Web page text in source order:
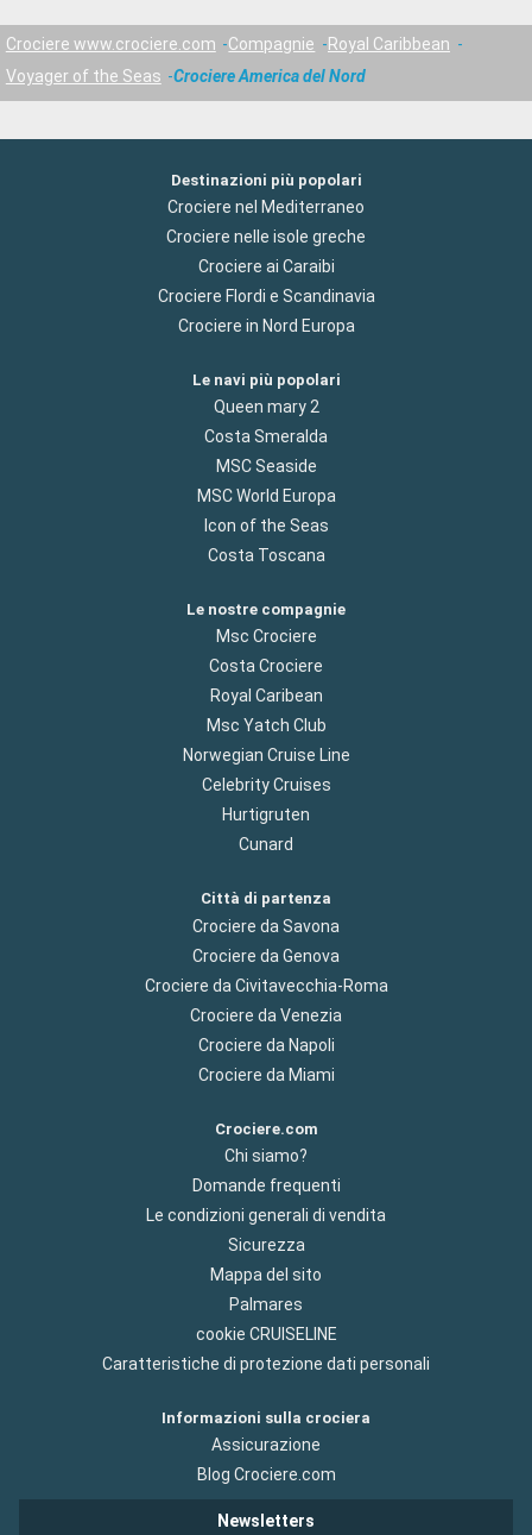
Crociere www.crociere.com Compagnie
Royal Caribbean
Voyager of the Seas
Crociere America del Nord
Destinazioni più popolari
Crociere nel Mediterraneo
Crociere nelle isole greche
Crociere ai Caraibi
Crociere Flordi e Scandinavia
Crociere in Nord Europa
Le navi più popolari
Queen mary 2
Costa Smeralda
MSC Seaside
MSC World Europa
Icon of the Seas
Costa Toscana
Le nostre compagnie
Msc Crociere
Costa Crociere
Royal Caribean
Msc Yatch Club
Norwegian Cruise Line
Celebrity Cruises
Hurtigruten
Cunard
Città di partenza
Crociere da Savona
Crociere da Genova
Crociere da Civitavecchia-Roma
Crociere da Venezia
Crociere da Napoli
Crociere da Miami
Crociere.com
Chi siamo?
Domande frequenti
Le condizioni generali di vendita
Sicurezza
Mappa del sito
Palmares
cookie CRUISELINE
Caratteristiche di protezione dati personali
Informazioni sulla crociera
Assicurazione
Blog Crociere.com
Newsletters